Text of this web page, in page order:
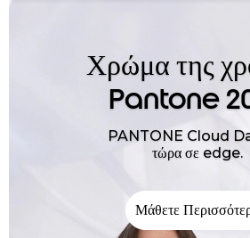
Χρώμα της
Pantone
PANTONE Cloud
τώρα σε edge.
Μάθετε